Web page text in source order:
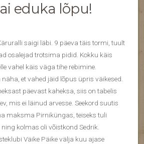
eduka lõpu!
saigi läbi. 9 päeva täis tormi, tuult
osalejad trotsima pidid. Kokku käis
vahel käis väga tihe rebimine.
et vahed jäid lõpus üpris väikesed.
päevast kaheksa, siis on tabelis
mis ei läinud arvesse. Seekord suutis
maksma Pirniküngas, teiseks tuli
kolmas oli võistkond Sedrik.
Väike Päike välja kuu ajase